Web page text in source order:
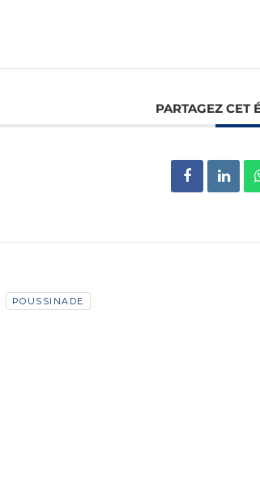
PARTAGEZ CET
POUSSINADE